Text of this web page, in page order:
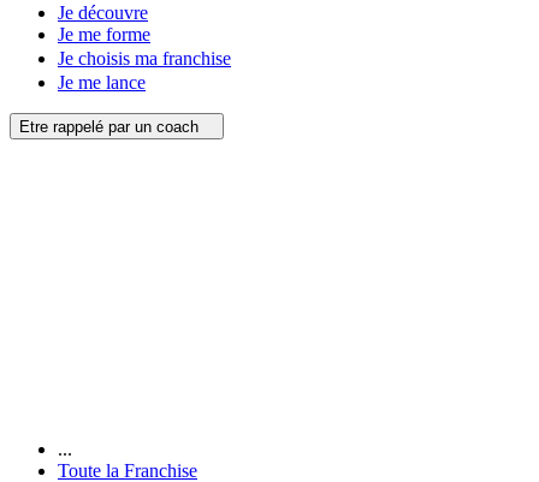
Je découvre
Je me forme
Je choisis ma franchise
Je me lance
Etre rappelé par un coach
...
Toute la Franchise